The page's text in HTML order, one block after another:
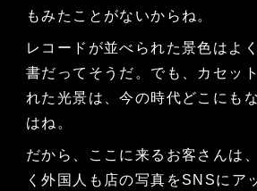
もみたことがないからね。
レコードが並べられた景色はよ
書だってそうだ。でも、カセッ
れた光景は、今の時代どこにも
はね。
だから、ここに来るお客さんは
く外国人も店の写真をSNSにア